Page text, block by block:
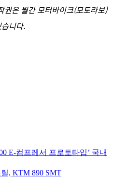
권은 월간 모터바이크(모토라보)
니다.
E-컴프레서 프로토타입’ 국내
, KTM 890 SMT